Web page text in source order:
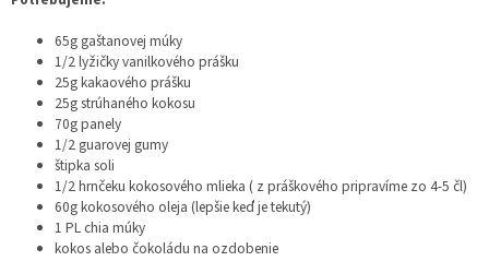
65g gaštanovej múky
1/2 lyžičky vanilkového prášku
25g kakaového prášku
25g strúhaného kokosu
70g panely
1/2 guarovej gumy
štipka soli
1/2 hrnčeku kokosového mlieka ( z práškového pripravíme zo 4-5 čl)
60g kokosového oleja (lepšie keď je tekutý)
1 PL chia múky
kokos alebo čokoládu na ozdobenie